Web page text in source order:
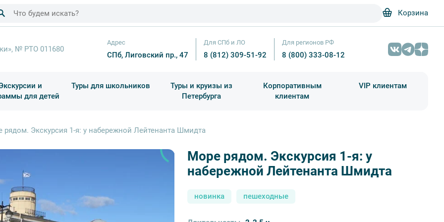
Корзина
№ РТО 011680
Адрес
СПб, Лиговский пр., 47
Для СПб и ЛО
8 (812) 309-51-92
Для регионов РФ
8 (800) 333-08-12
и
для детей
Туры для школьников
Туры и круизы из
Петербурга
Корпоративным
клиентам
VIP клиентам
рядом. Экскурсия 1-я: у набережной Лейтенанта Шмидта
Море рядом. Экскурсия 1-я: у
набережной Лейтенанта Шмидта
Ледокол «Красин» – Фотобанк Лори / Максим
новинка пешеходные